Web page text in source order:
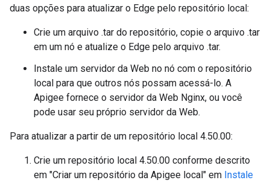
duas opções para atualizar o Edge pelo repositório local:
Crie um arquivo .tar do repositório, copie o arquivo .tar
em um nó e atualize o Edge pelo arquivo .tar.
Instale um servidor da Web no nó com o repositório
local para que outros nós possam acessá-lo. A
Apigee fornece o servidor da Web Nginx, ou você
pode usar seu próprio servidor da Web.
Para atualizar a partir de um repositório local 4.50.00:
Crie um repositório local 4.50.00 conforme descrito
em "Criar um repositório da Apigee local" em Instale